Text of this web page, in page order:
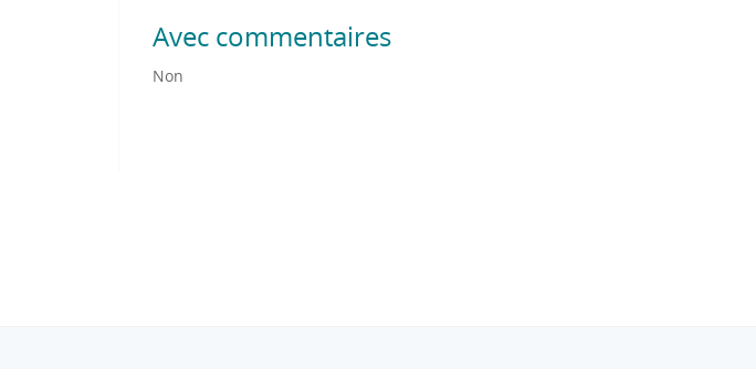
Avec commentaires
Non